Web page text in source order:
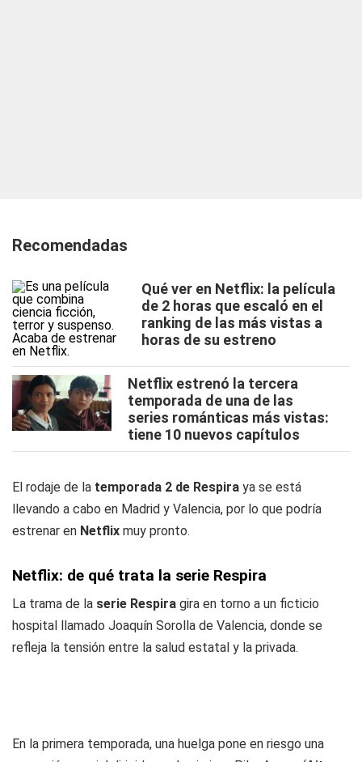
Recomendadas
Qué ver en Netflix: la película
de 2 horas que escaló en el
ranking de las más vistas a
horas de su estreno
Netflix estrenó la tercera
temporada de una de las
series románticas más vistas:
tiene 10 nuevos capítulos
El rodaje de la temporada 2 de Respira ya se está
llevando a cabo en Madrid y Valencia, por lo que podría
estrenar en Netflix muy pronto.
Netflix: de qué trata la serie Respira
La trama de la serie Respira gira en torno a un ficticio
hospital llamado Joaquín Sorolla de Valencia, donde se
refleja la tensión entre la salud estatal y la privada.
En la primera temporada, una huelga pone en riesgo una